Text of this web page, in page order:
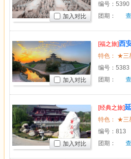
编号： 5390
团期：
加入对比
[福之旅]西
编号： 5383
团期：
加入对比
[经典之旅]
乾陵、法
编号： 813
团期：
加入对比